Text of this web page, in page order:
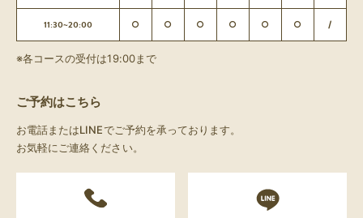
11:30~20:00 ○ ○ ○ ○ ○ ○ /
※各コースの受付は19:00まで
ご予約はこちら
お電話またはLINEでご予約を承っております。
お気軽にご連絡ください。